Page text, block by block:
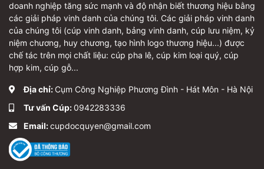
Để biết thêm thông tin và đặt hàng, vui lòng liên hệ
hotline của chúng tôi tại
doanh nghiệp tăng sức mạnh và độ nhận biết thương hiệu bằng
các giải pháp vinh danh của chúng tôi. Các giải pháp vinh danh
của chúng tôi (cúp vinh danh, bảng vinh danh, cúp lưu niệm, kỷ
niệm chương, huy chương, tạo hình logo thương hiệu...) được
chế tác trên mọi chất liệu: cúp pha lê, cúp kim loại quý, cúp
hợp kim, cúp gỗ...
Địa chỉ: Cụm Công Nghiệp Phương Đình - Hát Môn - Hà Nội
Tư vấn Cúp:0942283336
Email:cupdocquyen@gmail.com